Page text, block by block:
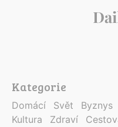
Kategorie
Domácí Svět Byznys
Kultura
Zdraví